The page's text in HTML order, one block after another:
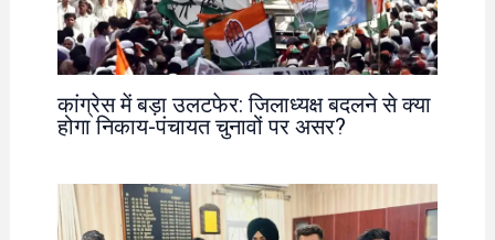
कांग्रेस में बड़ा उलटफेर: जिलाध्यक्ष बदलने से क्या
होगा निकाय-पंचायत चुनावों पर असर?